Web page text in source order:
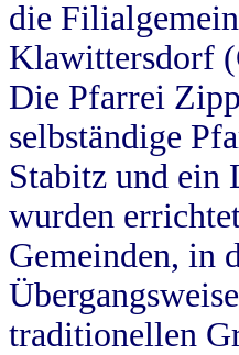
die
Klawittersdorf
Die Pfarrei
selbständige
Stabitz und ein
wurden
Gemeinden, in
traditionellen